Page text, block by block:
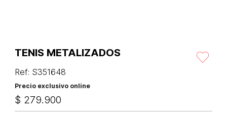
TENIS METALIZADOS
Ref: S351648
Precio exclusivo online
$ 279.900